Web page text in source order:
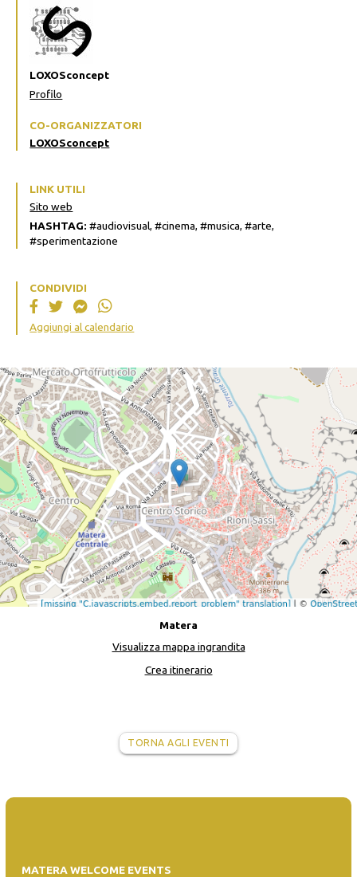
LOXOSconcept
Profilo
CO-ORGANIZZATORI
LOXOSconcept
LINK UTILI
Sito web
HASHTAG: #audiovisual, #cinema, #musica, #arte,
#sperimentazione
CONDIVIDI
Aggiungi al calendario
Matera
Visualizza mappa ingrandita
Crea itinerario
TORNA AGLI EVENTI
MATERA WELCOME EVENTS